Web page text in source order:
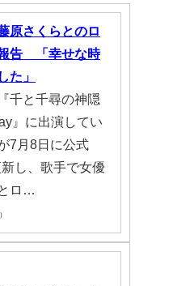
原さくらとのロ
告 「幸せな時
た」
千と千尋の神隠
』に出演してい
7月8日に公式
新し、歌手で女優
ロ…